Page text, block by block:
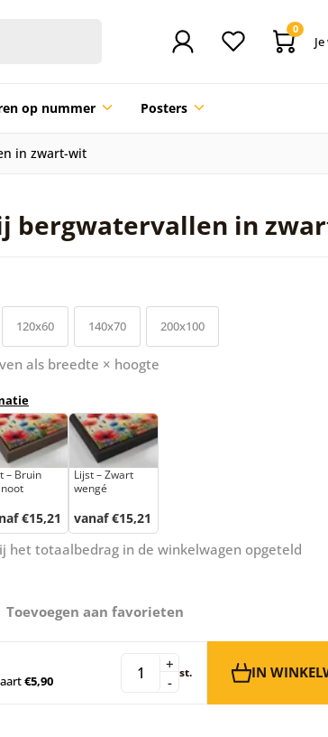
0
op nummer Posters
in zwart-wit
bergwatervallen in
120x60 140x70 200x100
als breedte × hoogte
– Bruin
€15,21
Lijst – Zwart
wengé
vanaf €15,21
het totaalbedrag in de winkelwagen opgeteld
Toevoegen aan favorieten
€5,90 -
+ st. IN